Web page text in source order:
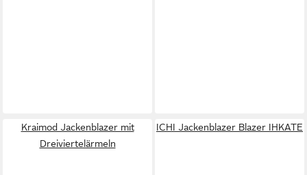
Kraimod Jackenblazer mit
Dreiviertelärmeln
ICHI Jackenblazer Blazer IHKATE